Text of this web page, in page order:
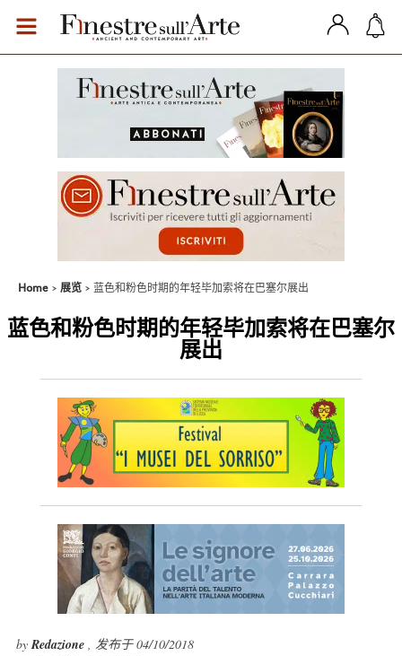
Home 展览 蓝色和粉色时期的年轻毕加索将在巴塞尔展出
蓝色和粉色时期的年轻毕加索将在巴塞尔
展出
byRedazione , 发布于 04/10/2018